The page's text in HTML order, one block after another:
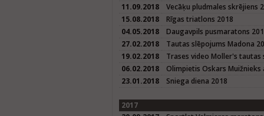
11.09.2018
Vecāķu pludmales skrējiens
15.08.2018
Rīgas triatlons 2018
04.05.2018
Daugavpils pusmaratons
27.02.2018
Tautas slēpojums Madona
19.02.2018
Trases video Moller's tautas
06.02.2018
Olimpietis Oskars Muižnieks
23.01.2018
Sniega diena 2018
2017